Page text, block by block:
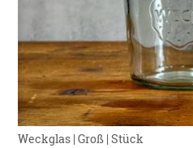
Weckglas | Groß | Stück